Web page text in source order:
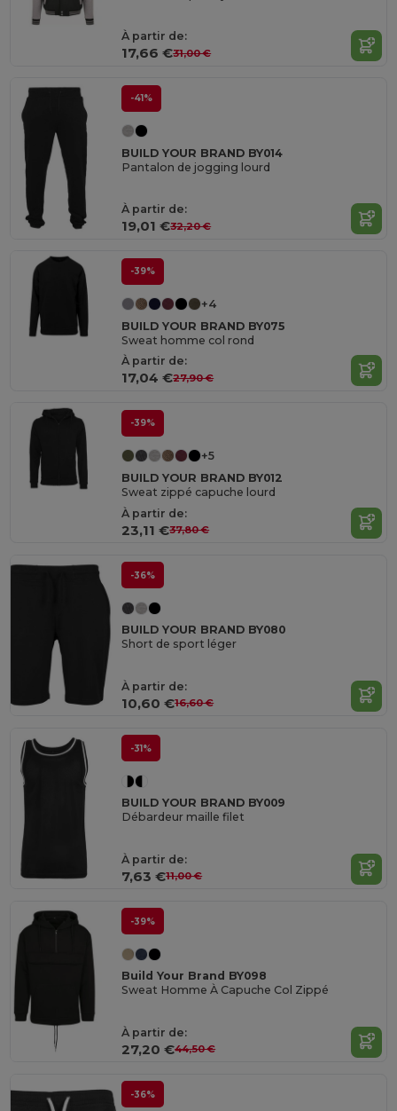
À partir de:
17,66 €31,00 €
-41%
BUILD YOUR BRAND BY014
Pantalon de jogging lourd
À partir de:
19,01 €32,20 €
-39%
+4
BUILD YOUR BRAND BY075
Sweat homme col rond
À partir de:
17,04 €27,90 €
-39%
+5
BUILD YOUR BRAND BY012
Sweat zippé capuche lourd
À partir de:
23,11 €37,80 €
-36%
BUILD YOUR BRAND BY080
Short de sport léger
À partir de:
10,60 €16,60 €
-31%
BUILD YOUR BRAND BY009
Débardeur maille filet
À partir de:
7,63 €11,00 €
-39%
Build Your Brand BY098
Sweat Homme À Capuche Col Zippé
À partir de:
27,20 €44,50 €
-36%